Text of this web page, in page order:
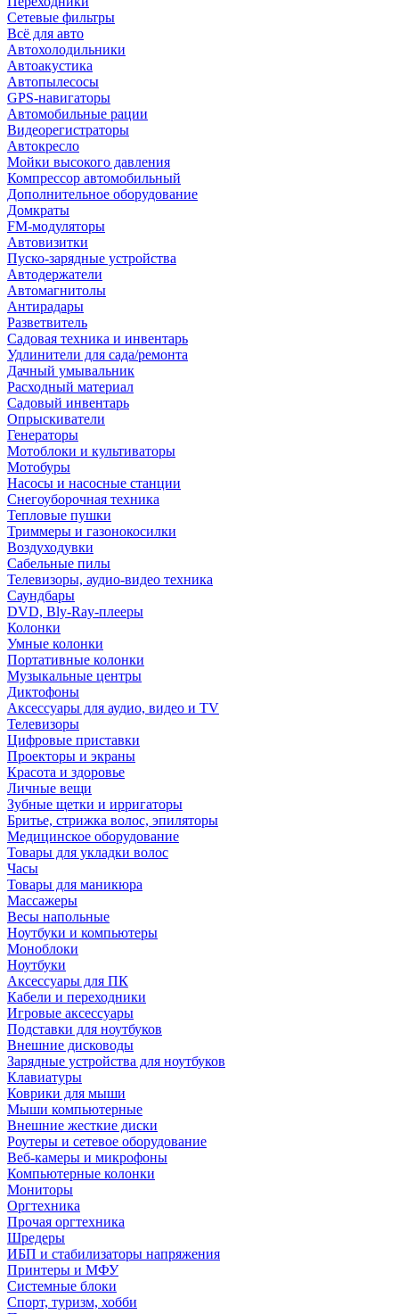
Сетевые фильтры
Всё для авто
Автохолодильники
Автоакустика
Автопылесосы
GPS-навигаторы
Автомобильные рации
Видеорегистраторы
Автокресло
Мойки высокого давления
Компрессор автомобильный
Дополнительное оборудование
Домкраты
FM-модуляторы
Автовизитки
Пуско-зарядные устройства
Автодержатели
Автомагнитолы
Антирадары
Разветвитель
Садовая техника и инвентарь
Удлинители для сада/ремонта
Дачный умывальник
Расходный материал
Садовый инвентарь
Опрыскиватели
Генераторы
Мотоблоки и культиваторы
Мотобуры
Насосы и насосные станции
Снегоуборочная техника
Тепловые пушки
Триммеры и газонокосилки
Воздуходувки
Сабельные пилы
Телевизоры, аудио-видео техника
Саундбары
DVD, Bly-Ray-плееры
Колонки
Умные колонки
Портативные колонки
Музыкальные центры
Диктофоны
Аксессуары для аудио, видео и TV
Телевизоры
Цифровые приставки
Проекторы и экраны
Красота и здоровье
Личные вещи
Зубные щетки и ирригаторы
Бритье, стрижка волос, эпиляторы
Медицинское оборудование
Товары для укладки волос
Часы
Товары для маникюра
Массажеры
Весы напольные
Ноутбуки и компьютеры
Моноблоки
Ноутбуки
Аксессуары для ПК
Кабели и переходники
Игровые аксессуары
Подставки для ноутбуков
Внешние дисководы
Зарядные устройства для ноутбуков
Клавиатуры
Коврики для мыши
Мыши компьютерные
Внешние жесткие диски
Роутеры и сетевое оборудование
Веб-камеры и микрофоны
Компьютерные колонки
Мониторы
Оргтехника
Прочая оргтехника
Шредеры
ИБП и стабилизаторы напряжения
Принтеры и МФУ
Системные блоки
Спорт, туризм, хобби